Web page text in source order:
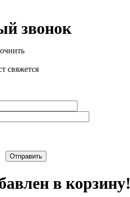
звонок
свяжется
Отправить
в корзину!